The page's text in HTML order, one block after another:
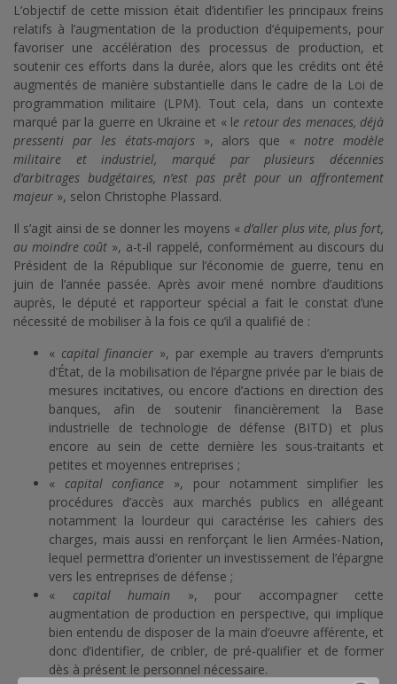
L’objectif de cette mission était d’identifier les principaux freins
relatifs à l’augmentation de la production d’équipements, pour
favoriser une accélération des processus de production, et
soutenir ces efforts dans la durée, alors que les crédits ont été
augmentés de manière substantielle dans le cadre de la Loi de
programmation militaire (LPM). Tout cela, dans un contexte
marqué par la guerre en Ukraine et « le retour des menaces, déjà
pressenti par les états-majors», alors que «notre modèle
militaire et industriel, marqué par plusieurs décennies
d’arbitrages budgétaires, n’est pas prêt pour un affrontement
majeur », selon Christophe Plassard.
Il s’agit ainsi de se donner les moyens « d’aller plus vite, plus fort,
au moindre coût », a-t-il rappelé, conformément au discours du
Président de la République sur l’économie de guerre, tenu en
juin de l’année passée. Après avoir mené nombre d’auditions
auprès, le député et rapporteur spécial a fait le constat d’une
nécessité de mobiliser à la fois ce qu’il a qualifié de :
« capital financier », par exemple au travers d’emprunts
d’État, de la mobilisation de l’épargne privée par le biais de
mesures incitatives, ou encore d’actions en direction des
banques, afin de soutenir financièrement la Base
industrielle de technologie de défense (BITD) et plus
encore au sein de cette dernière les sous-traitants et
petites et moyennes entreprises ;
« capital confiance », pour notamment simplifier les
procédures d’accès aux marchés publics en allégeant
notamment la lourdeur qui caractérise les cahiers des
charges, mais aussi en renforçant le lien Armées-Nation,
lequel permettra d’orienter un investissement de l’épargne
vers les entreprises de défense ;
« capital humain », pour accompagner cette
augmentation de production en perspective, qui implique
bien entendu de disposer de la main d’oeuvre afférente, et
donc d’identifier, de cribler, de pré-qualifier et de former
dès à présent le personnel nécessaire.